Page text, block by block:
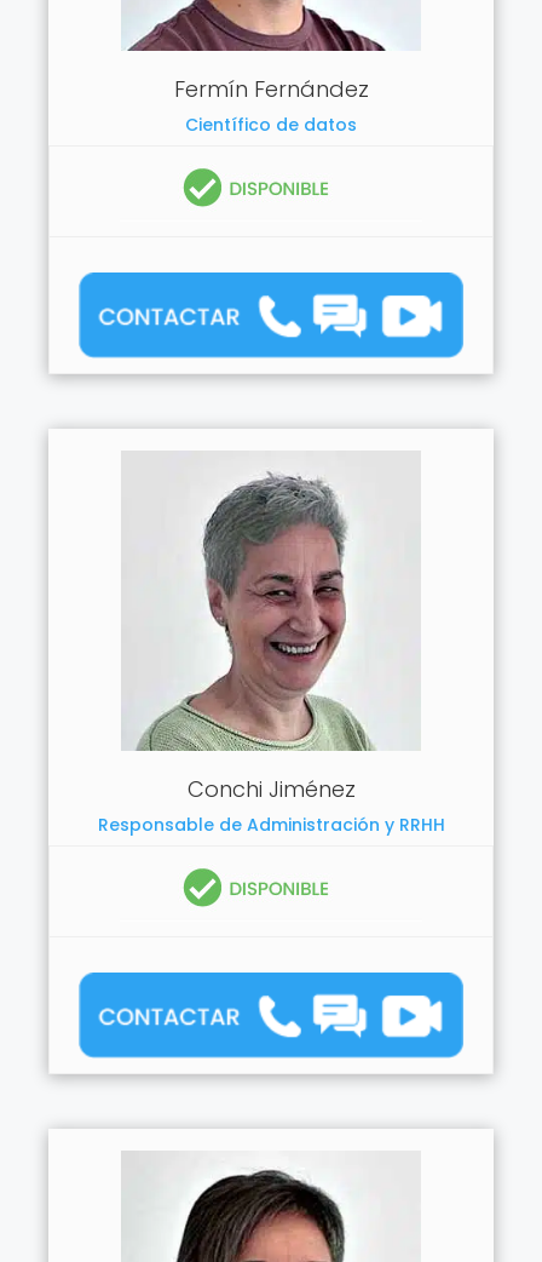
Fermín Fernández
Científico de datos
Conchi Jiménez
Responsable de Administración y RRHH